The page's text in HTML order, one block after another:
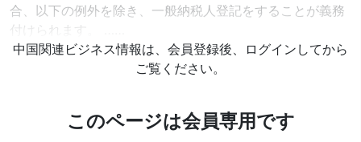
合、以下の例外を除き、一般納税人登記をすることが義務
付けられます。 ……
中国関連ビジネス情報は、会員登録後、ログインしてから
ご覧ください。
このページは会員専用です